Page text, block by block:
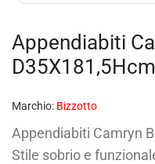
Appendiabiti
Marchio: Bizzotto
Appendiabiti Camryn
Stile sobrio e